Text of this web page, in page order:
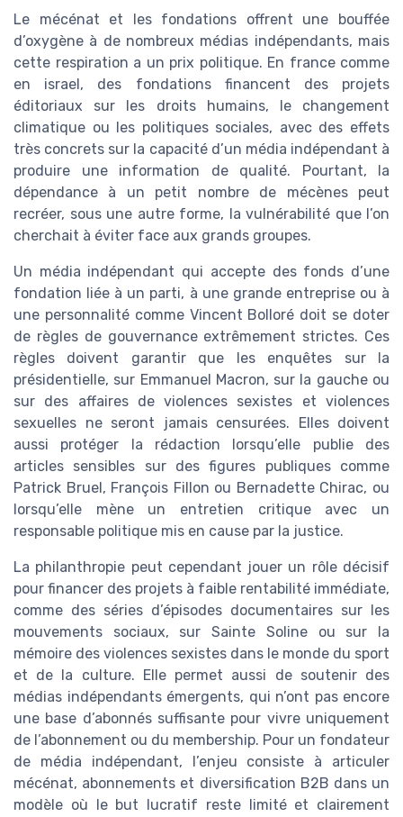
Le mécénat et les fondations offrent une bouffée
d’oxygène à de nombreux médias indépendants, mais
cette respiration a un prix politique. En france comme
en israel, des fondations financent des projets
éditoriaux sur les droits humains, le changement
climatique ou les politiques sociales, avec des effets
très concrets sur la capacité d’un média indépendant à
produire une information de qualité. Pourtant, la
dépendance à un petit nombre de mécènes peut
recréer, sous une autre forme, la vulnérabilité que l’on
cherchait à éviter face aux grands groupes.
Un média indépendant qui accepte des fonds d’une
fondation liée à un parti, à une grande entreprise ou à
une personnalité comme Vincent Bolloré doit se doter
de règles de gouvernance extrêmement strictes. Ces
règles doivent garantir que les enquêtes sur la
présidentielle, sur Emmanuel Macron, sur la gauche ou
sur des affaires de violences sexistes et violences
sexuelles ne seront jamais censurées. Elles doivent
aussi protéger la rédaction lorsqu’elle publie des
articles sensibles sur des figures publiques comme
Patrick Bruel, François Fillon ou Bernadette Chirac, ou
lorsqu’elle mène un entretien critique avec un
responsable politique mis en cause par la justice.
La philanthropie peut cependant jouer un rôle décisif
pour financer des projets à faible rentabilité immédiate,
comme des séries d’épisodes documentaires sur les
mouvements sociaux, sur Sainte Soline ou sur la
mémoire des violences sexistes dans le monde du sport
et de la culture. Elle permet aussi de soutenir des
médias indépendants émergents, qui n’ont pas encore
une base d’abonnés suffisante pour vivre uniquement
de l’abonnement ou du membership. Pour un fondateur
de média indépendant, l’enjeu consiste à articuler
mécénat, abonnements et diversification B2B dans un
modèle où le but lucratif reste limité et clairement